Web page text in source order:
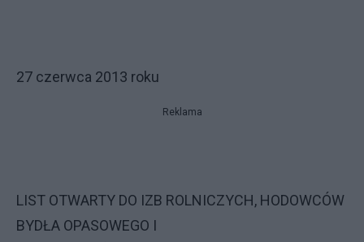
27 czerwca 2013 roku
Reklama
LIST OTWARTY DO IZB ROLNICZYCH, HODOWCÓW
BYDŁA OPASOWEGO I